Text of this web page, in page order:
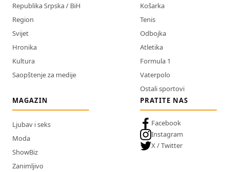
Republika Srpska / BiH
Region
Svijet
Hronika
Kultura
Saopštenje za medije
Košarka
Tenis
Odbojka
Atletika
Formula 1
Vaterpolo
Ostali sportovi
MAGAZIN
Ljubav i seks
Moda
ShowBiz
Zanimljivo
PRATITE NAS
Facebook
Instagram
X / Twitter